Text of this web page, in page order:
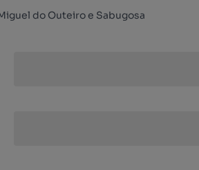
do Outeiro e Sabugosa